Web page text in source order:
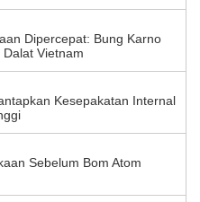
Dipercepat: Bung Karno
Vietnam
Kesepakatan Internal
Sebelum Bom Atom